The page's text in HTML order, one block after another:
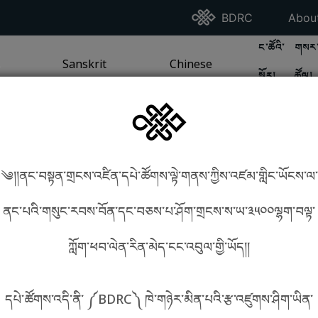
Go To BDRC
BDRC Go
/ SEA TRADITIONPAGE
GO TOSANSKRIT TRADITION
Sanskrit
GO TOCHINESE TRADITION
Chinese
GO TO
ང་ཚོའི་
སྐོར།
GO
ཚོལ།
༄།།ནང་བསྟན་གྲངས་འཛིན་དཔེ་ཚོགས་ལྟེ་གནས་ཀྱིས་འཛམ་གླིང་ཡོངས་ལ་
ནང་པའི་གསུང་རབས་བོན་དང་བཅས་པ་ཤོག་གྲངས་ས་ཡ་༣༥༠༠ལྷག་བལྟ་
ཀློག་ཕབ་ལེན་རིན་མེད་ངང་འབུལ་གྱི་ཡོད།།
དཔེ་ཚོགས་འདི་ནི་ ༼BDRC༽ ཁེ་གཉེར་མིན་པའི་རྩ་འཛུགས་ཤིག་ཡིན་
phonetics! How to find things?